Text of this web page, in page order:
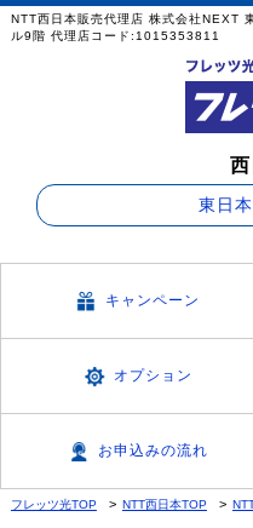
NTT西日本販売代理店 株式会社NEXT
ル9階 代理店コード:1015353811
東日
キャンペーン
オプション
お申込みの流れ
フレッツ光TOP NTT西日本TOP